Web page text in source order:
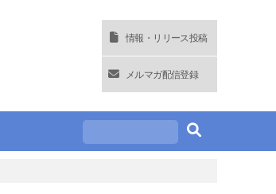
情報・リリース投稿
メルマガ配信登録